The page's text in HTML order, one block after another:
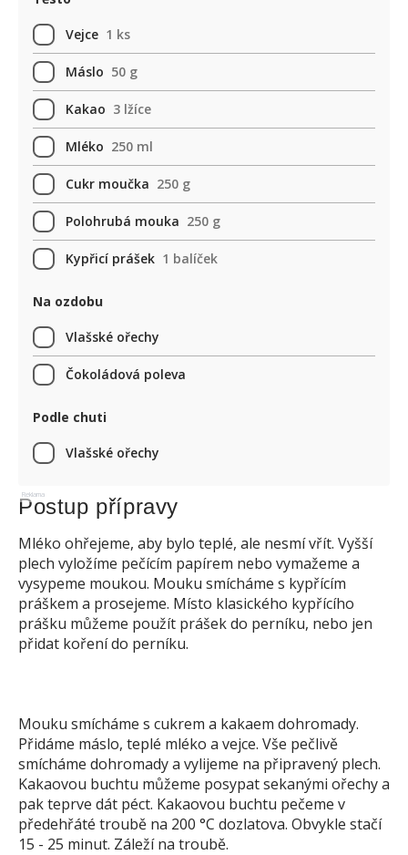
Vejce 1 ks
Máslo 50 g
Kakao 3 lžíce
Mléko 250 ml
Cukr moučka 250 g
Polohrubá mouka 250 g
Kypřicí prášek 1 balíček
Na ozdobu
Vlašské ořechy
Čokoládová poleva
Podle chuti
Vlašské ořechy
Reklama
Postup přípravy
Mléko ohřejeme, aby bylo teplé, ale nesmí vřít. Vyšší
plech vyložíme pečícím papírem nebo vymažeme a
vysypeme moukou. Mouku smícháme s kypřícím
práškem a prosejeme. Místo klasického kypřícího
prášku můžeme použít prášek do perníku, nebo jen
přidat koření do perníku.
Mouku smícháme s cukrem a kakaem dohromady.
Přidáme máslo, teplé mléko a vejce. Vše pečlivě
smícháme dohromady a vylijeme na připravený plech.
Kakaovou buchtu můžeme posypat sekanými ořechy a
pak teprve dát péct. Kakaovou buchtu pečeme v
předehřáté troubě na 200 °C dozlatova. Obvykle stačí
15 - 25 minut. Záleží na troubě.